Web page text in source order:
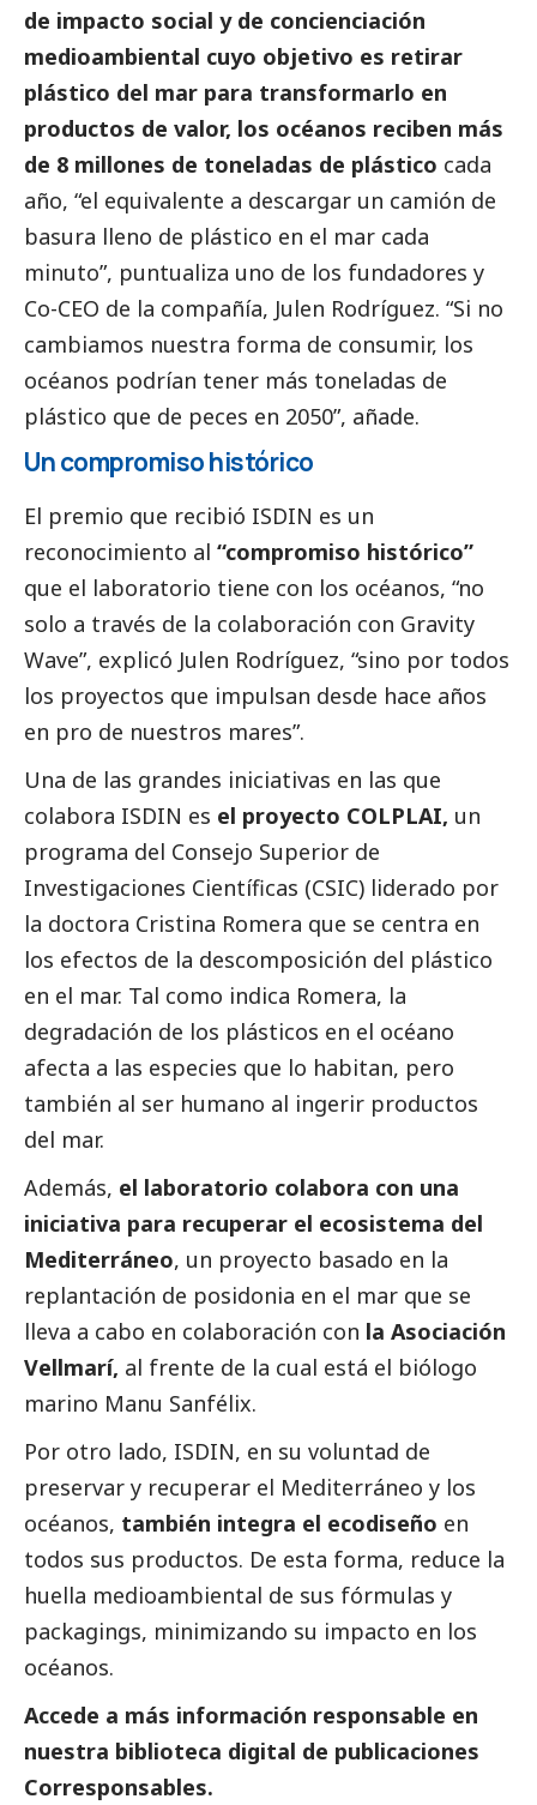
de impacto social y de concienciación
medioambiental cuyo objetivo es retirar
plástico del mar para transformarlo en
productos de valor, los océanos reciben más
de 8 millones de toneladas de plástico cada
año, “el equivalente a descargar un camión de
basura lleno de plástico en el mar cada
minuto”, puntualiza uno de los fundadores y
Co-CEO de la compañía, Julen Rodríguez. “Si no
cambiamos nuestra forma de consumir, los
océanos podrían tener más toneladas de
plástico que de peces en 2050”, añade.
Un compromiso histórico
El premio que recibió ISDIN es un
reconocimiento al “compromiso histórico”
que el laboratorio tiene con los océanos, “no
solo a través de la colaboración con Gravity
Wave”, explicó Julen Rodríguez, “sino por todos
los proyectos que impulsan desde hace años
en pro de nuestros mares”.
Una de las grandes iniciativas en las que
colabora ISDIN es el proyecto COLPLAI, un
programa del Consejo Superior de
Investigaciones Científicas (CSIC) liderado por
la doctora Cristina Romera que se centra en
los efectos de la descomposición del plástico
en el mar. Tal como indica Romera, la
degradación de los plásticos en el océano
afecta a las especies que lo habitan, pero
también al ser humano al ingerir productos
del mar.
Además, el laboratorio colabora con una
iniciativa para recuperar el ecosistema del
Mediterráneo, un proyecto basado en la
replantación de posidonia en el mar que se
lleva a cabo en colaboración con la Asociación
Vellmarí, al frente de la cual está el biólogo
marino Manu Sanfélix.
Por otro lado, ISDIN, en su voluntad de
preservar y recuperar el Mediterráneo y los
océanos, también integra el ecodiseño en
todos sus productos. De esta forma, reduce la
huella medioambiental de sus fórmulas y
packagings, minimizando su impacto en los
océanos.
Accede a más información responsable en
nuestra biblioteca digital de publicaciones
Corresponsables.